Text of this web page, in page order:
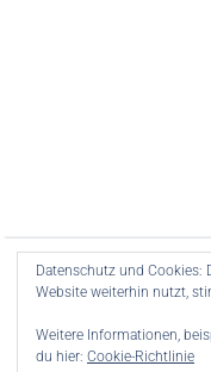
Teller WordPress-
Datenschutz und Cookies:
Website weiterhin nutzt,
Weitere Informationen,
du hier: Cookie-Richtlinie